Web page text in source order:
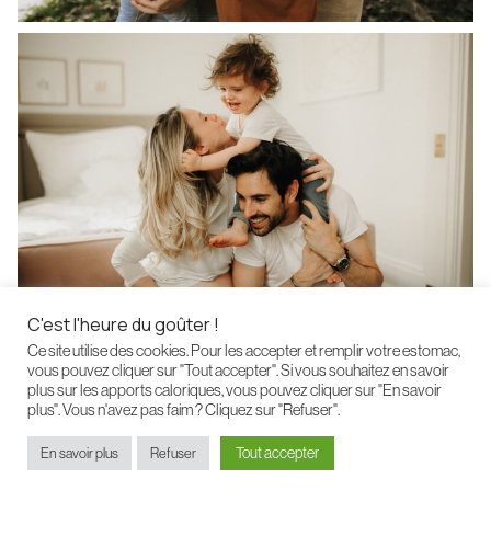
C'est l'heure du goûter !
Ce site utilise des cookies. Pour les accepter et remplir votre estomac,
vous pouvez cliquer sur "Tout accepter". Si vous souhaitez en savoir
plus sur les apports caloriques, vous pouvez cliquer sur "En savoir
plus". Vous n'avez pas faim ? Cliquez sur "Refuser".
En savoir plus Refuser Tout accepter